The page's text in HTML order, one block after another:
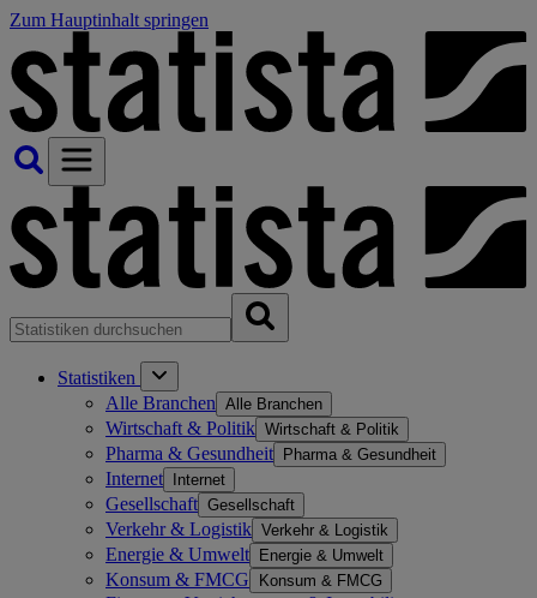
Zum Hauptinhalt springen
Statistiken
Alle Branchen Alle Branchen
Wirtschaft & Politik Wirtschaft & Politik
Pharma & Gesundheit Pharma & Gesundheit
Internet Internet
Gesellschaft Gesellschaft
Verkehr & Logistik Verkehr & Logistik
Energie & Umwelt Energie & Umwelt
Konsum & FMCG Konsum & FMCG